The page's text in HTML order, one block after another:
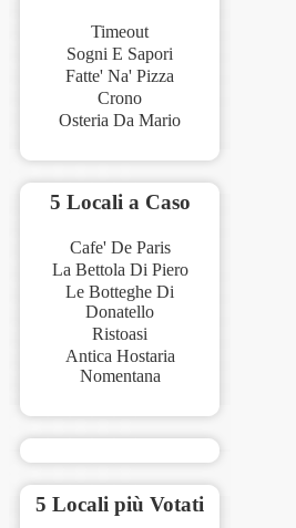
Timeout
Sogni E Sapori
Fatte' Na' Pizza
Crono
Osteria Da Mario
5 Locali a Caso
Cafe' De Paris
La Bettola Di Piero
Le Botteghe Di
Donatello
Ristoasi
Antica Hostaria
Nomentana
5 Locali più Votati